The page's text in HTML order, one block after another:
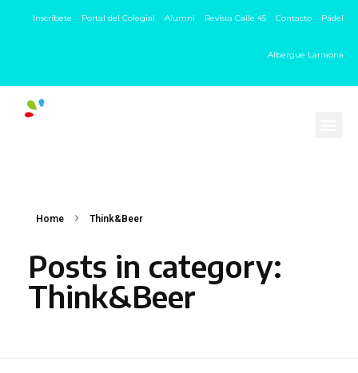
Inscríbete Portal del Colegial Alumni Revista Calle 45 Contacto Pádel
Albergue Larraona
Home Think&Beer
Posts in category:
Think&Beer